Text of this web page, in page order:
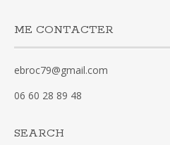
ME CONTACTER
ebroc79@gmail.com
06 60 28 89 48
SEARCH